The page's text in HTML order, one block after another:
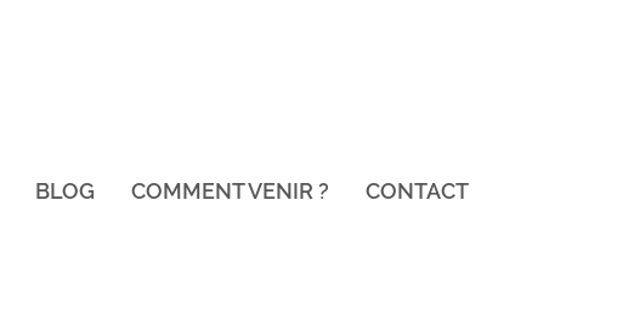
BLOG COMMENT VENIR ? CONTACT